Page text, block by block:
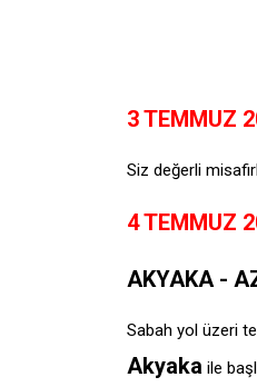
3 TEMMUZ
Siz değerli
4 TEMMUZ
AKYAKA -
Sabah yol üzeri
Akyaka ile